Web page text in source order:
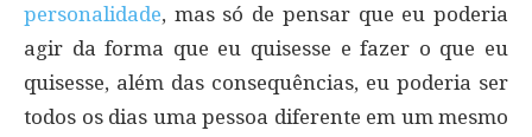
personalidade, mas só de pensar que eu poderia
agir da forma que eu quisesse e fazer o que eu
quisesse, além das consequências, eu poderia ser
todos os dias uma pessoa diferente em um mesmo